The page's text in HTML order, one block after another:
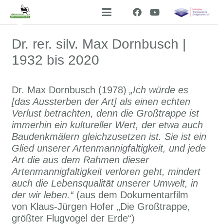
Dr. rer. silv. Max Dornbusch |
1932 bis 2020
Dr. Max Dornbusch (1978) „Ich würde es
[das Aussterben der Art] als einen echten
Verlust betrachten, denn die Großtrappe ist
immerhin ein kultureller Wert, der etwa auch
Baudenkmälern gleichzusetzen ist. Sie ist ein
Glied unserer Artenmannigfaltigkeit, und jede
Art die aus dem Rahmen dieser
Artenmannigfaltigkeit verloren geht, mindert
auch die Lebensqualität unserer Umwelt, in
der wir leben.“(aus dem Dokumentarfilm
von Klaus-Jürgen Hofer „Die Großtrappe,
größter Flugvogel der Erde“)